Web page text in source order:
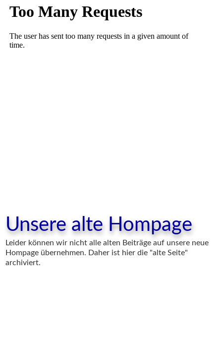
Unsere alte Hompage
Leider können wir nicht alle alten Beiträge auf unsere neue
Hompage übernehmen. Daher ist hier die "alte Seite"
archiviert.